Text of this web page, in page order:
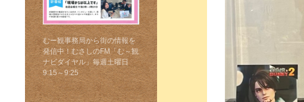
むー観事務局から街の情報を
発信中！むさしのFM「む～観
ナビダイヤル」毎週土曜日
9:15～9:25